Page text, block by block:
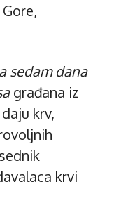
sedam dana
građana iz
krv,
krvi